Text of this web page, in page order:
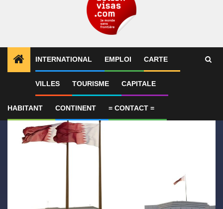
INTERNATIONAL EMPLOI CARTE
VILLES TOURISME CAPITALE
HABITANT CONTINENT = CONTACT =
ALERTES INFO 1 Le Qatar condamne l’attentat